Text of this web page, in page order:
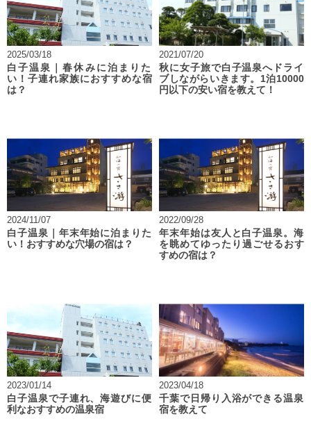
2025/03/18
白子温泉｜春休みに泊まりた
い！子連れ家族におすすめな宿
は？
2021/07/20
秋に女子旅で白子温泉へドライ
ブしながらいきます。1泊10000
円以下の安い宿を教えて！
2024/11/07
白子温泉｜年末年始に泊まりた
い！おすすめな穴場の宿は？
2022/09/28
年末年始は友人と白子温泉。海
を眺めてゆったり過ごせるおす
すめの宿は？
2023/01/14
白子温泉で子連れ、海遊びに便
利なおすすめの温泉宿
2023/04/18
千葉で日帰り入浴ができる温泉
宿を教えて